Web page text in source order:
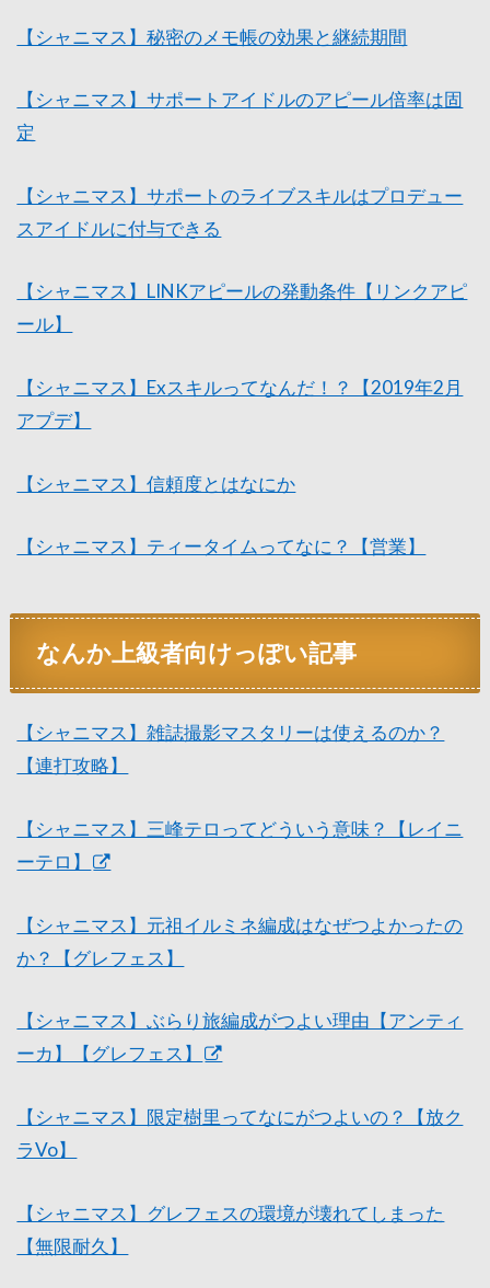
【シャニマス】秘密のメモ帳の効果と継続期間
【シャニマス】サポートアイドルのアピール倍率は固
定
【シャニマス】サポートのライブスキルはプロデュー
スアイドルに付与できる
【シャニマス】LINKアピールの発動条件【リンクアピ
ール】
【シャニマス】Exスキルってなんだ！？【2019年2月
アプデ】
【シャニマス】信頼度とはなにか
【シャニマス】ティータイムってなに？【営業】
なんか上級者向けっぽい記事
【シャニマス】雑誌撮影マスタリーは使えるのか？
【連打攻略】
【シャニマス】三峰テロってどういう意味？【レイニ
ーテロ】
【シャニマス】元祖イルミネ編成はなぜつよかったの
か？【グレフェス】
【シャニマス】ぶらり旅編成がつよい理由【アンティ
ーカ】【グレフェス】
【シャニマス】限定樹里ってなにがつよいの？【放ク
ラVo】
【シャニマス】グレフェスの環境が壊れてしまった
【無限耐久】